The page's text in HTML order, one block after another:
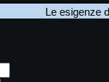
Le esigenze